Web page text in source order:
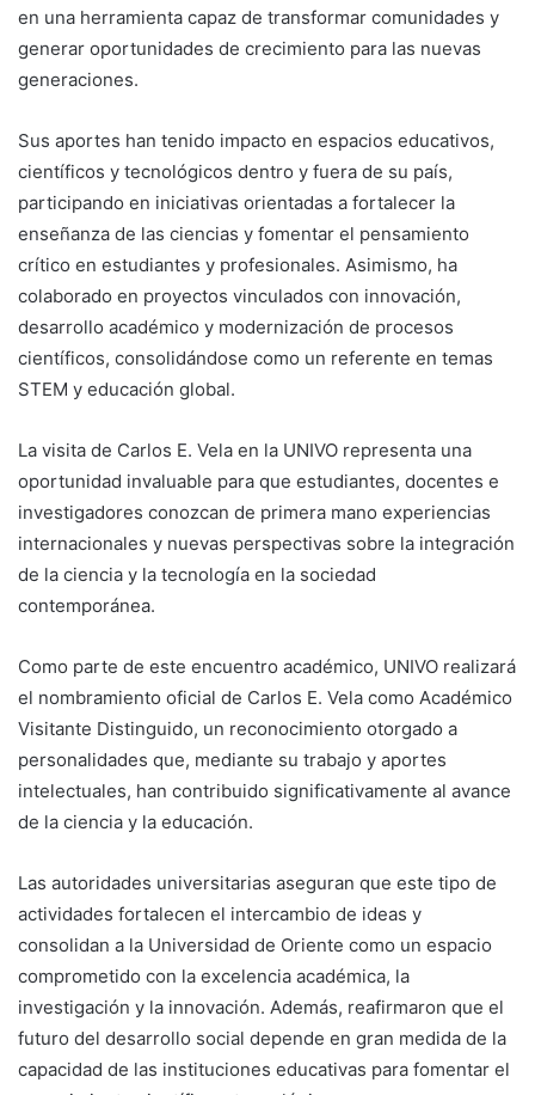
en una herramienta capaz de transformar comunidades y
generar oportunidades de crecimiento para las nuevas
generaciones.
Sus aportes han tenido impacto en espacios educativos,
científicos y tecnológicos dentro y fuera de su país,
participando en iniciativas orientadas a fortalecer la
enseñanza de las ciencias y fomentar el pensamiento
crítico en estudiantes y profesionales. Asimismo, ha
colaborado en proyectos vinculados con innovación,
desarrollo académico y modernización de procesos
científicos, consolidándose como un referente en temas
STEM y educación global.
La visita de Carlos E. Vela en la UNIVO representa una
oportunidad invaluable para que estudiantes, docentes e
investigadores conozcan de primera mano experiencias
internacionales y nuevas perspectivas sobre la integración
de la ciencia y la tecnología en la sociedad
contemporánea.
Como parte de este encuentro académico, UNIVO realizará
el nombramiento oficial de Carlos E. Vela como Académico
Visitante Distinguido, un reconocimiento otorgado a
personalidades que, mediante su trabajo y aportes
intelectuales, han contribuido significativamente al avance
de la ciencia y la educación.
Las autoridades universitarias aseguran que este tipo de
actividades fortalecen el intercambio de ideas y
consolidan a la Universidad de Oriente como un espacio
comprometido con la excelencia académica, la
investigación y la innovación. Además, reafirmaron que el
futuro del desarrollo social depende en gran medida de la
capacidad de las instituciones educativas para fomentar el